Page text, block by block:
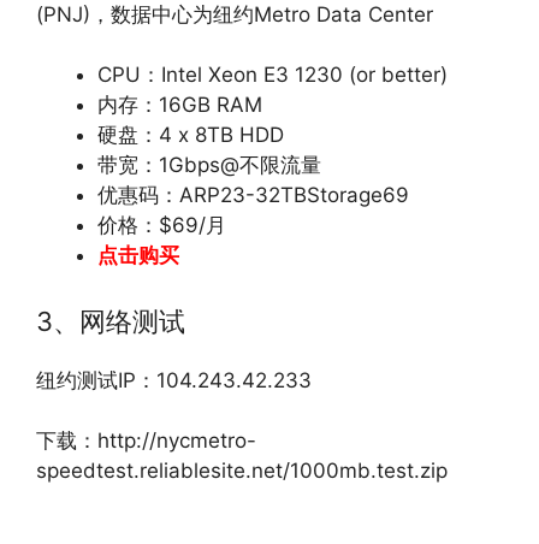
(PNJ)，数据中心为纽约Metro Data Center
CPU：Intel Xeon E3 1230 (or better)
内存：16GB RAM
硬盘：4 x 8TB HDD
带宽：1Gbps@不限流量
优惠码：ARP23-32TBStorage69
价格：$69/月
点击购买
3、网络测试
纽约测试IP：104.243.42.233
下载：http://nycmetro-
speedtest.reliablesite.net/1000mb.test.zip